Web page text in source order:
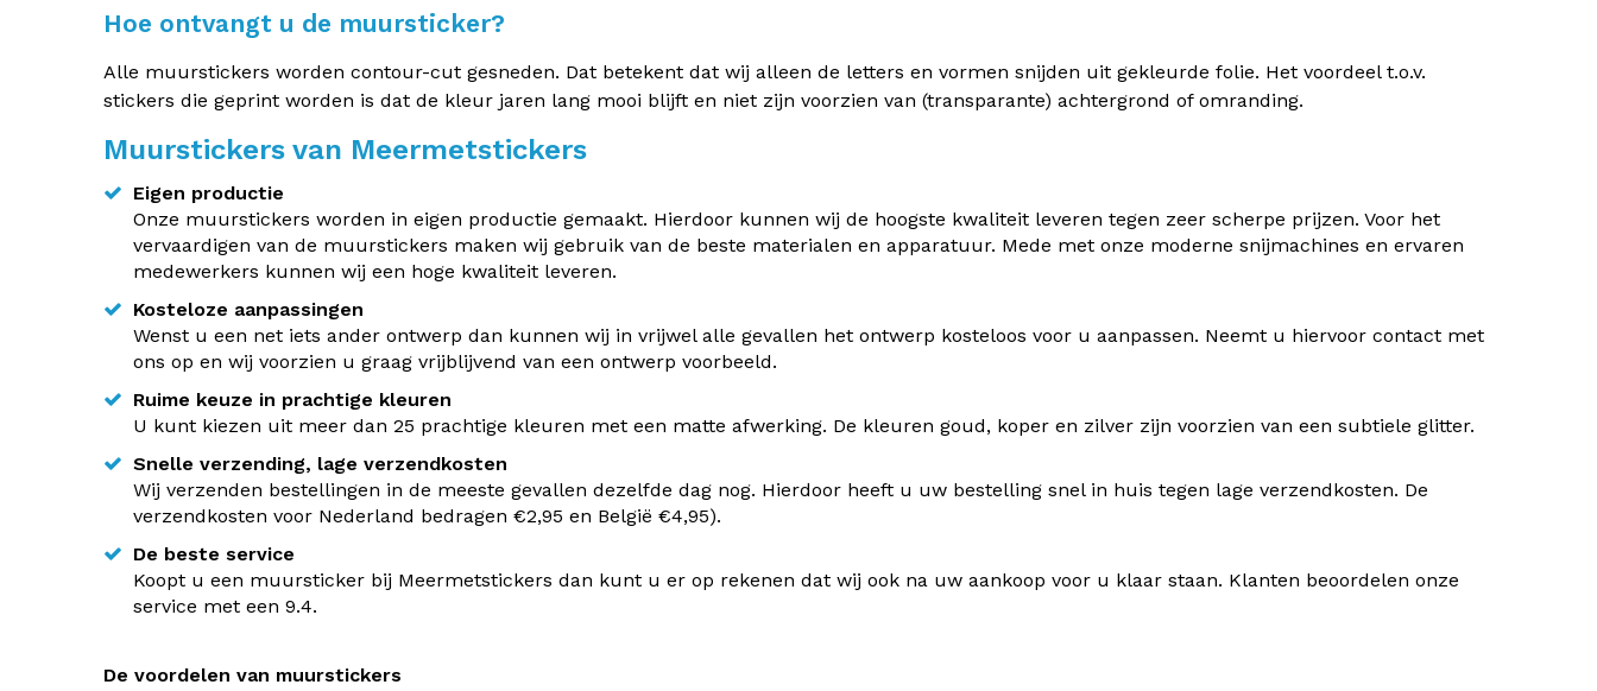
Hoe ontvangt u de muursticker?
Alle muurstickers worden contour-cut gesneden. Dat betekent dat wij alleen de letters en vormen snijden uit gekleurde folie. Het voordeel t.o.v.
stickers die geprint worden is dat de kleur jaren lang mooi blijft en niet zijn voorzien van (transparante) achtergrond of omranding.
Muurstickers van Meermetstickers
Eigen productie
Onze muurstickers worden in eigen productie gemaakt. Hierdoor kunnen wij de hoogste kwaliteit leveren tegen zeer scherpe prijzen. Voor het
vervaardigen van de muurstickers maken wij gebruik van de beste materialen en apparatuur. Mede met onze moderne snijmachines en ervaren
medewerkers kunnen wij een hoge kwaliteit leveren.
Kosteloze aanpassingen
Wenst u een net iets ander ontwerp dan kunnen wij in vrijwel alle gevallen het ontwerp kosteloos voor u aanpassen. Neemt u hiervoor contact met
ons op en wij voorzien u graag vrijblijvend van een ontwerp voorbeeld.
Ruime keuze in prachtige kleuren
U kunt kiezen uit meer dan 25 prachtige kleuren met een matte afwerking. De kleuren goud, koper en zilver zijn voorzien van een subtiele glitter.
Snelle verzending, lage verzendkosten
Wij verzenden bestellingen in de meeste gevallen dezelfde dag nog. Hierdoor heeft u uw bestelling snel in huis tegen lage verzendkosten. De
verzendkosten voor Nederland bedragen €2,95 en België €4,95).
De beste service
Koopt u een muursticker bij Meermetstickers dan kunt u er op rekenen dat wij ook na uw aankoop voor u klaar staan. Klanten beoordelen onze
service met een 9.4.
De voordelen van muurstickers